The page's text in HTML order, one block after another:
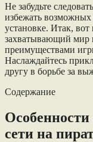
Не забудьте
избежать возможных
установке. Итак,
захватывающий мир
преимуществами
Наслаждайтесь
другу в борьбе за
Содержание
сети на